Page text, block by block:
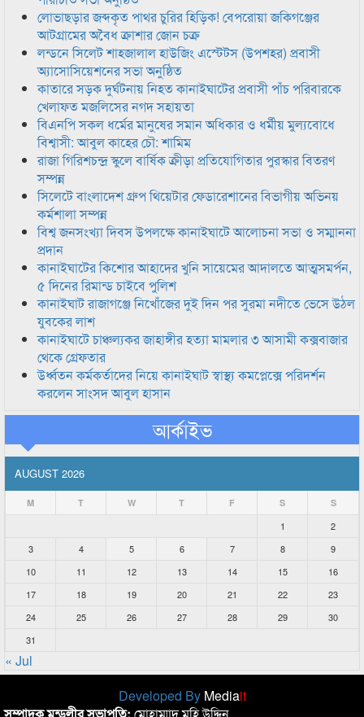
লোভাছড়ার জব্দকৃত পাথর চুরির হিড়িক! বেপরোয়া জকিগঞ্জের
আটগ্রামের অবৈধ ক্রাশার জোন চক্র
লন্ডনে সিলেট শাহজালাল হাউজিং এস্টেটস (উপশহর) প্রবাসী
অ্যাসোসিয়েশনের সভা অনুষ্ঠিত
কাতারে সড়ক দুর্ঘটনায় নিহত কানাইঘাটের প্রবাসী পাঁচ পরিবারকে
খেলাফত মজলিসের নগদ সহায়তা
বিএনপি সকল ধর্মের মানুষের সমান অধিকার ও ধর্মীয় মুল্যবোধে
বিশ্বাসী: আবুল কাহের চৌ: শামিম
রাজা গিরিশচন্দ্র স্কুলে বার্ষিক ক্রীড়া প্রতিযোগিতার পুরস্কার বিতরণ
সম্পন্ন
সিলেটে বাংলাদেশ গ্রুপ থিয়েটার ফেডারেশানের বিভাগীয় অভিনয়
কর্মশালা সম্পন্ন
বিশ্ব জনসংখ্যা দিবস উপলক্ষে কানাইঘাটে আলোচনা সভা ও সম্মাননা
প্রদান
কানাইঘাটের কিশোর আহাদের খুনি সায়েমের আদালতে আত্মসমর্পন,
৫ দিনের রিমান্ড চাইবে পুলিশ
কানাইঘাট রাজাগঞ্জে নিখোঁজের দুই দিন পর সুরমা নদীতে ভেসে উঠল
যুবকের লাশ
কানাইঘাটে চাঞ্চল্যকর জাহাঙ্গীর হত্যা মামলার ৩ আসামী কক্সবাজার
থেকে গ্রেফতার
উর্ধ্বতন কর্মকর্তাদের নিয়ে কানাইঘাট স্বাস্থ্য কমপ্লেক্সে পরিদর্শন
করলেন সাংসদ আবুল হাসান
আর্কাইভ
AUGUST 2026
M T W T F S S
1
2
3
4 5 6 7 8
9
10
11 12 13 14 15
16
17
18 19 20 21 22
23
24
25 26 27 28 29
30
31
« Jul
Developed By Mediait